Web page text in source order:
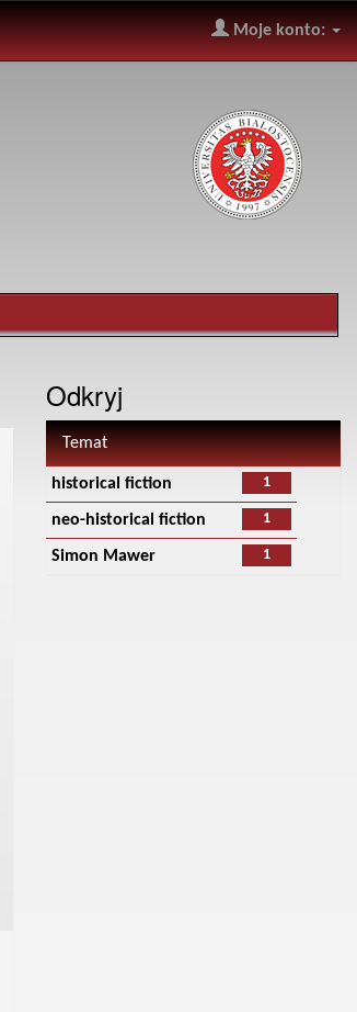
Moje konto:
Odkryj
Temat
1
historical fiction
1
neo-historical fiction
1
Simon Mawer